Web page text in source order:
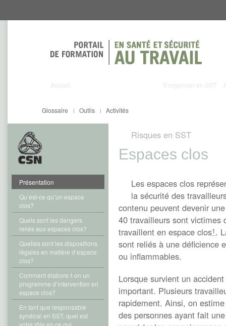
au
au
Accueil S’organiser en SST
Activités
Outils |
Glossaire |
Présentation
Qu’est-ce qu’un espace
clos?
Quels sont les dangers
reliés aux espaces clos?
Quelles sont les dispositions
légales en matière d’espace
clos?
Comment élabore-t-on un
programme d’intervention en
espace clos?
En tant que responsable
syndical en SST, quel est
votre rôle en ce qui
Risques en SST
Espaces clos
Les espaces clos
la sécurité des
contenu peuvent devenir
40 travailleurs sont victimes
travaillent en espace clos1.
sont reliés à une déficience
ou inflammables.
Lorsque survient un
important. Plusieurs
rapidement. Ainsi, on
des personnes ayant fait